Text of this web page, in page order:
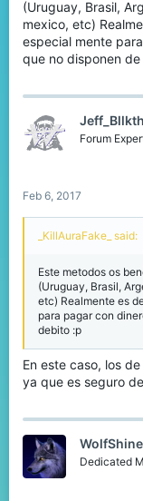
(Uruguay, Brasil,
mexico, etc)
especial mente
que no disponen
Jeff_Bllkth
Forum
Feb 6, 2017
_KillAuraFake_ said:
Este metodos os
(Uruguay, Brasil,
etc) Realmente es
para pagar con
debito :p
En este caso, los
ya que es seguro
WolfShine
Dedicated